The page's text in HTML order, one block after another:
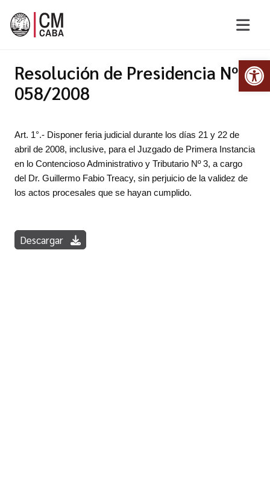
Resolución de Presidencia Nº
058/2008
Art. 1°.- Disponer feria judicial durante los días 21 y 22 de
abril de 2008, inclusive, para el Juzgado de Primera Instancia
en lo Contencioso Administrativo y Tributario Nº 3, a cargo
del Dr. Guillermo Fabio Treacy, sin perjuicio de la validez de
los actos procesales que se hayan cumplido.
Descargar